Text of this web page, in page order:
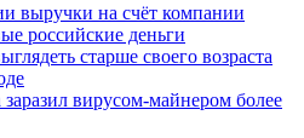
выручки на счёт компании
российские деньги
старше своего возраста
вирусом-майнером более